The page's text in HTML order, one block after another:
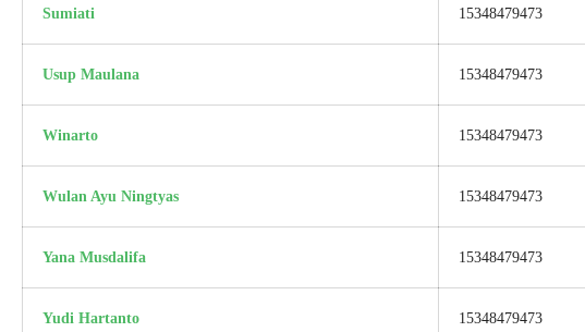
Sumiati 15348479473
Usup Maulana 15348479473
Winarto 15348479473
Wulan Ayu Ningtyas 15348479473
Yana Musdalifa 15348479473
Yudi Hartanto 15348479473